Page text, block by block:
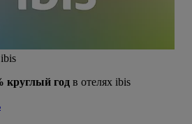
круглый год в отелях ibis